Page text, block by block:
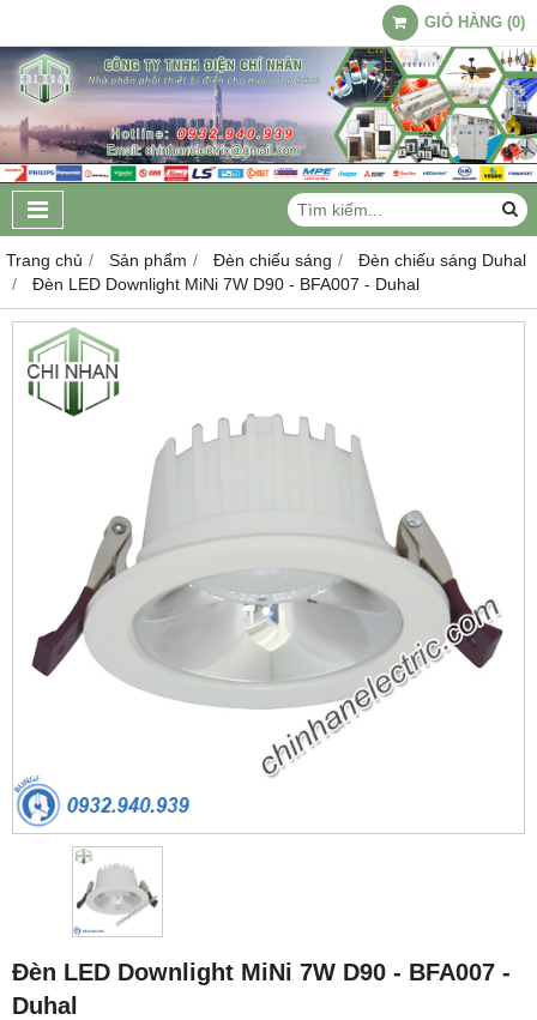
GIỎ HÀNG (0)
Trang chủ Sản phẩm Đèn chiếu sáng
Đèn chiếu sáng Duhal
Đèn LED Downlight MiNi 7W D90 - BFA007 - Duhal
Đèn LED Downlight MiNi 7W D90 - BFA007 -
Duhal